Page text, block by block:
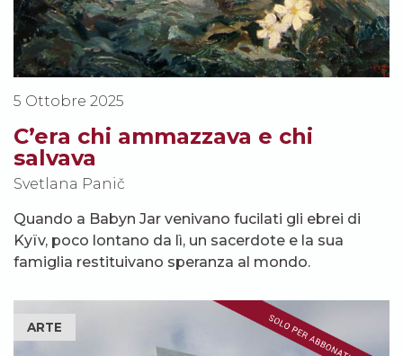
5 Ottobre 2025
C’era chi ammazzava e chi
salvava
Svetlana Panič
Quando a Babyn Jar venivano fucilati gli ebrei di
Kyïv, poco lontano da lì, un sacerdote e la sua
famiglia restituivano speranza al mondo.
ARTE